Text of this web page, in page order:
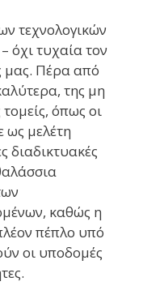
τεχνολογικών
όχι τυχαία τον
μας. Πέρα από
της μη
όπως οι
μελέτη
διαδικτυακές
καθώς η
πέπλο υπό
οι υποδομές